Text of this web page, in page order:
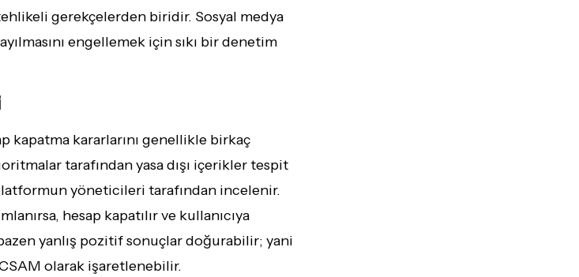
gerekçelerden biridir. Sosyal medya
engellemek için sıkı bir denetim
kapatma kararlarını genellikle birkaç
tarafından yasa dışı içerikler tespit
yöneticileri tarafından incelenir.
hesap kapatılır ve kullanıcıya
yanlış pozitif sonuçlar doğurabilir; yani
olarak işaretlenebilir.